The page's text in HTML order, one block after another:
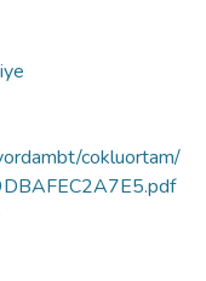
cokluortam/